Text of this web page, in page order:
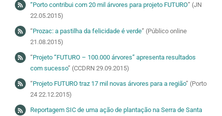
“Porto contribui com 20 mil árvores para projeto FUTURO” (JN
22.05.2015)
“Prozac: a pastilha da felicidade é verde” (Público online
21.08.2015)
“Projeto “FUTURO – 100.000 árvores” apresenta resultados
com sucesso” (CCDRN 29.09.2015)
“Projeto FUTURO traz 17 mil novas árvores para a região” (Porto
24 22.12.2015)
Reportagem SIC de uma ação de plantação na Serra de Santa